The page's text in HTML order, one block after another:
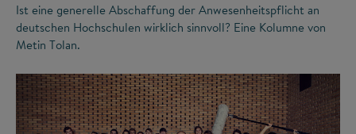
Ist eine generelle Abschaffung der Anwesenheitspflicht an
deutschen Hochschulen wirklich sinnvoll? Eine Kolumne von
Metin Tolan.